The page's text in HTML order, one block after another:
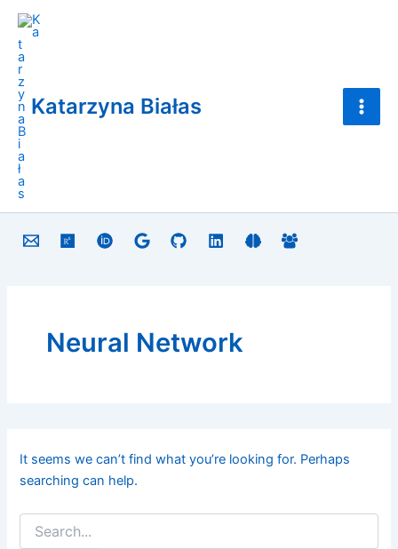
Skip
content
Katarzyna Białas
Neural Network
It seems we can’t find what you’re looking for. Perhaps
searching can help.
for: